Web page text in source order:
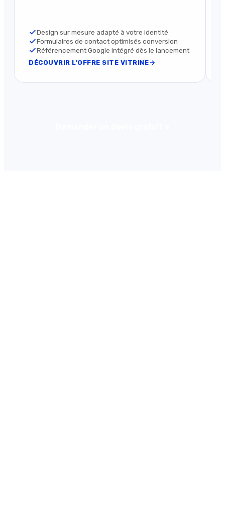
Design sur mesure adapté à votre identité
Formulaires de contact optimisés conversion
Référencement Google intégré dès le lancement
DÉCOUVRIR L'OFFRE SITE VITRINE